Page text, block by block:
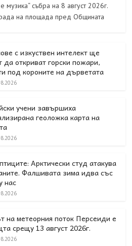
музика“ събра на 8 август 2026г.
на площада пред Общината
с изкуствен интелект ще
да откриват горски пожари,
под короните на дърветата
учени завършиха
геоложка карта на
Арктически студ атакува
Фалшивата зима идва със
нас
на метеорния поток Персеиди е
срещу 13 август 2026г.